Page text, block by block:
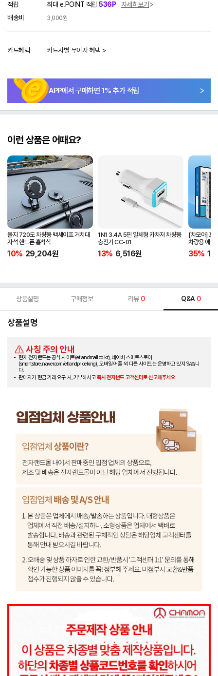
적립 최대 e.POINT 적립 536P
자세히보기
배송비
3,000원
카드혜택 카드사별 무이자 혜택 >
APP에서 구매하면 1% 추가 적립
이런 상품은 어때요?
올지 720도 차량용 맥세이프 거치대
자석 핸드폰 흡착식
10% 29,204원
1N1 3.4A 5핀 일체형 카차저 차량용
충전기 CC-01
13% 6,516원
[차모아] 프
차량용 에어
35%
상품설명 구매정보 리뷰 0 Q&A 0
상품설명
사칭 주의 안내
현재 전자랜드는 공식 사이트(etlandmall.co.kr), 네이버 스마트스토어
(smartstore.naver.com/etlandpriceking), 모바일 어플 외 다른 사이트는 운영하고 있지 않습니
다.
판매자가 현금 거래 요구 시, 거부하시고즉시 전자랜드 고객센터로 신고해주세요.